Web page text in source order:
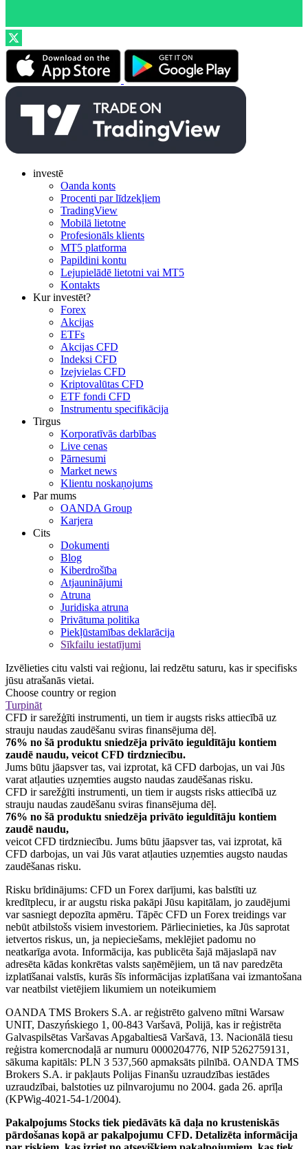
investē
Oanda konts
Procenti par līdzekļiem
TradingView
Mobilā lietotne
Profesionāls klients
MT5 platforma
Papildini kontu
Lejupielādē lietotni vai MT5
Kontakts
Kur investēt?
Forex
Akcijas
ETFs
Akcijas CFD
Indeksi CFD
Izejvielas CFD
Kriptovalūtas CFD
ETF fondi CFD
Instrumentu specifikācija
Tirgus
Korporatīvās darbības
Live cenas
Pārnesumi
Market news
Klientu noskaņojums
Par mums
OANDA Group
Karjera
Cits
Dokumenti
Blog
Kiberdrošība
Atjauninājumi
Atruna
Juridiska atruna
Privātuma politika
Piekļūstamības deklarācija
Sīkfailu iestatījumi
Izvēlieties citu valsti vai reģionu, lai redzētu saturu, kas ir specifisks
jūsu atrašanās vietai.
Choose country or region
Turpināt
CFD ir sarežģīti instrumenti, un tiem ir augsts risks attiecībā uz
strauju naudas zaudēšanu sviras finansējuma dēļ.
76% no šā produktu sniedzēja privāto ieguldītāju kontiem
zaudē naudu, veicot CFD tirdzniecību.
Jums būtu jāapsver tas, vai izprotat, kā CFD darbojas, un vai Jūs
varat atļauties uzņemties augsto naudas zaudēšanas risku.
CFD ir sarežģīti instrumenti, un tiem ir augsts risks attiecībā uz
strauju naudas zaudēšanu sviras finansējuma dēļ.
76% no šā produktu sniedzēja privāto ieguldītāju kontiem
zaudē naudu,
veicot CFD tirdzniecību. Jums būtu jāapsver tas, vai izprotat, kā
CFD darbojas, un vai Jūs varat atļauties uzņemties augsto naudas
zaudēšanas risku.
Risku brīdinājums: CFD un Forex darījumi, kas balstīti uz
kredītplecu, ir ar augstu riska pakāpi Jūsu kapitālam, jo zaudējumi
var sasniegt depozīta apmēru. Tāpēc CFD un Forex treidings var
nebūt atbilstošs visiem investoriem. Pārliecinieties, ka Jūs saprotat
ietvertos riskus, un, ja nepieciešams, meklējiet padomu no
neatkarīga avota. Informācija, kas publicēta šajā mājaslapā nav
adresēta kādas konkrētas valsts saņēmējiem, un tā nav paredzēta
izplatīšanai valstīs, kurās šīs informācijas izplatīšana vai izmantošana
var neatbilst vietējiem likumiem un noteikumiem
OANDA TMS Brokers S.A. ar reģistrēto galveno mītni Warsaw
UNIT, Daszyńskiego 1, 00-843 Varšavā, Polijā, kas ir reģistrēta
Galvaspilsētas Varšavas Apgabaltiesā Varšavā, 13. Nacionālā tiesu
reģistra komercnodaļā ar numuru 0000204776, NIP 5262759131,
sākuma kapitāls: PLN 3 537,560 apmaksāts pilnībā. OANDA TMS
Brokers S.A. ir pakļauts Polijas Finanšu uzraudzības iestādes
uzraudzībai, balstoties uz pilnvarojumu no 2004. gada 26. aprīļa
(KPWig-4021-54-1/2004).
Pakalpojums Stocks tiek piedāvāts kā daļa no krusteniskās
pārdošanas kopā ar pakalpojumu CFD. Detalizēta informācija